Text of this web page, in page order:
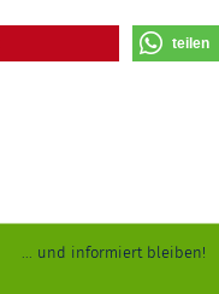
teilen
... und informiert bleiben!